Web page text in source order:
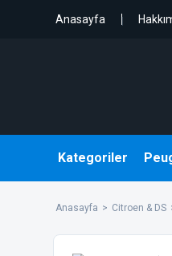
Anasayfa
Kategoriler
Anasayfa Citroen & DS